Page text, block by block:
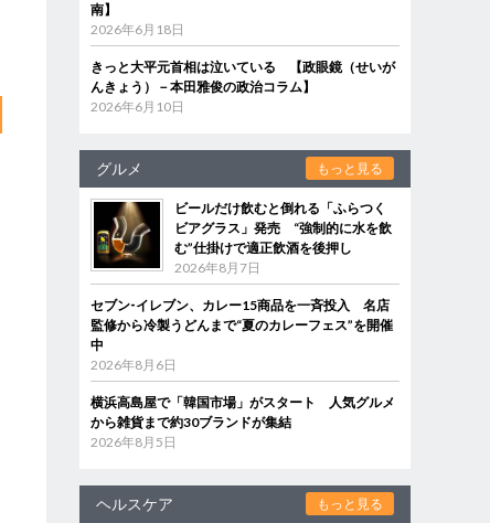
南】
2026年6月18日
きっと大平元首相は泣いている 【政眼鏡（せいが
んきょう）－本田雅俊の政治コラム】
2026年6月10日
グルメ もっと見る
ビールだけ飲むと倒れる「ふらつく
ビアグラス」発売 “強制的に水を飲
む”仕掛けで適正飲酒を後押し
2026年8月7日
セブン‐イレブン、カレー15商品を一斉投入 名店
監修から冷製うどんまで“夏のカレーフェス”を開催
中
2026年8月6日
横浜高島屋で「韓国市場」がスタート 人気グルメ
から雑貨まで約30ブランドが集結
2026年8月5日
ヘルスケア もっと見る